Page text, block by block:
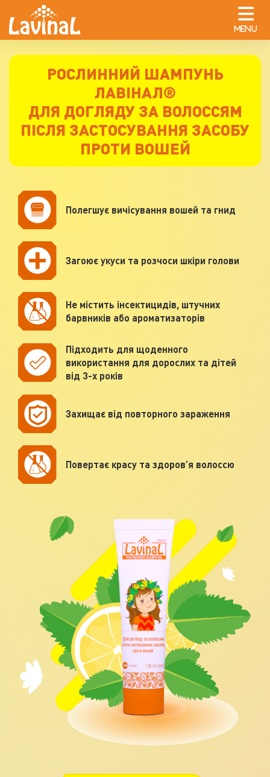
MENU
РОСЛИННИЙ ШАМПУНЬ
ЛАВІНАЛ®
ДЛЯ ДОГЛЯДУ ЗА ВОЛОССЯМ
ПІСЛЯ ЗАСТОСУВАННЯ ЗАСОБУ
ПРОТИ ВОШЕЙ
Полегшує вичісування вошей та гнид
Загоює укуси та розчоси шкіри голови
Не містить інсектицидів, штучних
барвників або ароматизаторів
Підходить для щоденного
використання для дорослих та дітей
від 3-х років
Захищає від повторного зараження
Повертає красу та здоров’я волоссю